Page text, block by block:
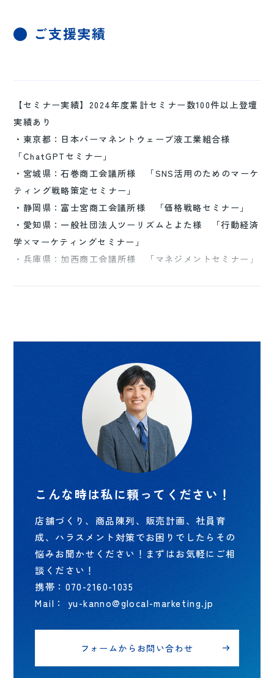
ご支援実績
【セミナー実績】2024年度累計セミナー数100件以上登壇
実績あり
・東京都：日本パーマネントウェーブ液工業組合様
「ChatGPTセミナー」
・宮城県：石巻商工会議所様 「SNS活用のためのマーケ
ティング戦略策定セミナー」
・静岡県：富士宮商工会議所様 「価格戦略セミナー」
・愛知県：一般社団法人ツーリズムとよた様 「行動経済
学×マーケティングセミナー」
・兵庫県：加西商工会議所様 「マネジメントセミナー」
サルティング
・呉服店 商品陳列／マーケティングコンサルティング
・和菓子店 店舗設計／商品陳列／マーケティングコンサ
・イタリア料理店 販促企画案／マーケティングコンサル
・ラーメン店 各SNS活用／マーケティングコンサルティ
ングコンサルティング
・リラクゼーションサロン 商品陳列／マーケティングコ
ンサルティング
・米菓販売店 店舗づくり／店舗スタッフ育成
・鉄板焼き店 Instagram活用／LINE公式アカウント活用
・カフェ店 商品陳列／マーケティングコンサルティング
・ワイン専門店 LINE公式アカウント活用／マーケティ
・鈑金工場 Instagram活用
・楽器店 商品陳列／店舗スタッフ育成／マーケティング
こんな時は私に頼ってください！
店舗づくり、商品陳列、販売計画、社員育
成、ハラスメント対策でお困りでしたらその
悩みお聞かせください！まずはお気軽にご相
談ください！
携帯：070-2160-1035
Mail： yu-kanno@glocal-marketing.jp
フォームからお問い合わせ